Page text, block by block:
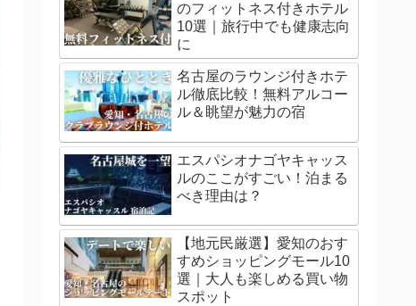
のフィットネス付きホテル
10選｜旅行中でも健康志向
に
名古屋のラウンジ付きホテ
ル徹底比較！無料アルコー
ル＆眺望が魅力の宿
エスパシオナゴヤキャッス
ルのここがすごい！泊まる
べき理由は？
【地元民厳選】愛知のおす
すめショッピングモール10
選｜大人も楽しめる買い物
スポット